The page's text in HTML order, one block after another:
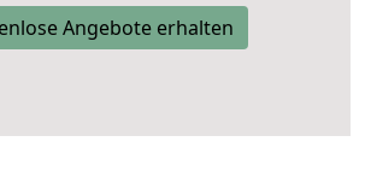
Angebote erhalten